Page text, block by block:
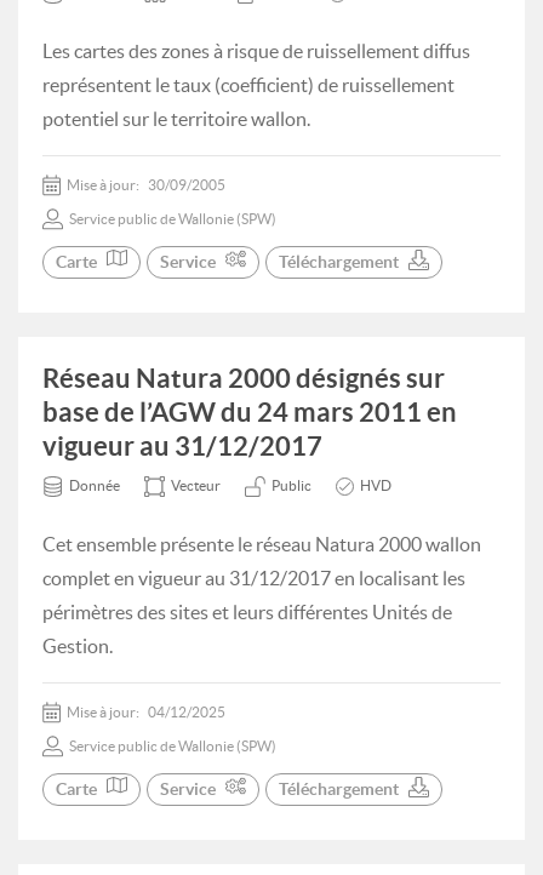
Les cartes des zones à risque de ruissellement diffus
représentent le taux (coefficient) de ruissellement
potentiel sur le territoire wallon.
Mise à jour: 30/09/2005
Service public de Wallonie (SPW)
Carte Service Téléchargement
Réseau Natura 2000 désignés sur
base de l’AGW du 24 mars 2011 en
vigueur au 31/12/2017
Donnée Vecteur Public HVD
Cet ensemble présente le réseau Natura 2000 wallon
complet en vigueur au 31/12/2017 en localisant les
périmètres des sites et leurs différentes Unités de
Gestion.
Mise à jour: 04/12/2025
Service public de Wallonie (SPW)
Carte Service Téléchargement